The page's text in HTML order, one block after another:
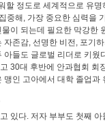
할 정도로 세계적으로 유
중해, 가장 중요한 심력
이 되는데 필요한 막강한
존감, 선명한 비전, 포기
아들도 글로벌 리더로 키
30대 후반에 안과협회
인 고아에서 대학 졸업
있다. 저자 부부도 첫째